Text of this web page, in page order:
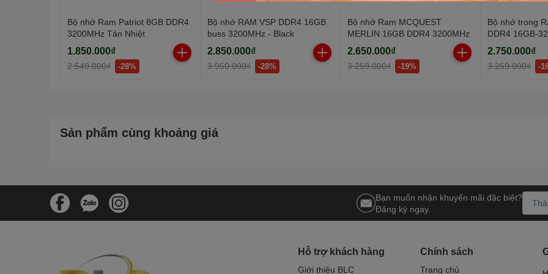
Bộ nhớ Ram Patriot 8GB DDR4
3200MHz Tản Nhiệt
1.850.000₫
2.549.000₫ -28%
Bộ nhớ RAM VSP DDR4 16GB
buss 3200MHz - Black
2.850.000₫
3.950.000₫ -28%
Bộ nhớ Ram MCQUEST
MERLIN 16GB DDR4 3200MHz
2.650.000₫
3.259.000₫ -19%
Bộ nhớ trong
DDR4 16GB-
2.750.000₫
3.259.000₫ -
Sản phẩm cùng khoảng giá
Bạn muốn nhận khuyến mãi đặc biệt?
Đăng ký ngay.
Hỗ trợ khách hàng
Giới thiệu BLC
Chính sách
Trang chủ